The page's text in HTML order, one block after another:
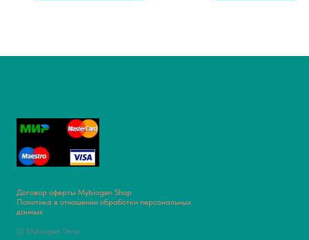
Договор оферты Mybiogen Shop
Политика в отношении обработки персональных
данных
© Mybiogen Shop